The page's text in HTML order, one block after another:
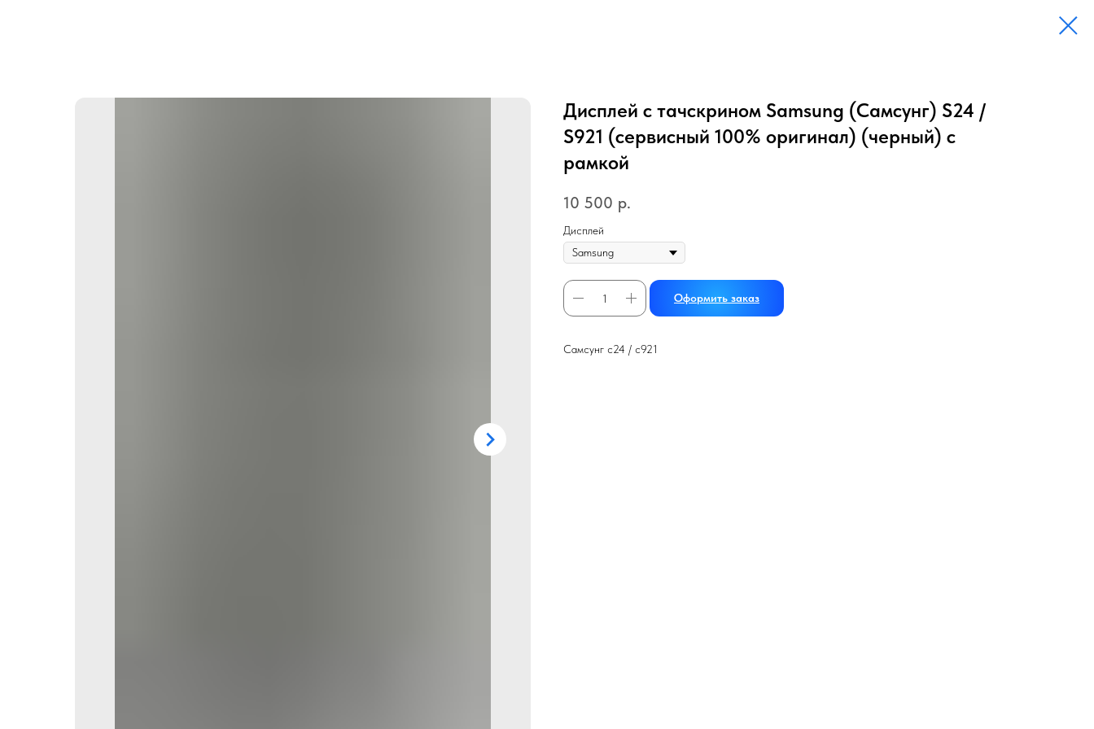
Дисплей с тачскрином Samsung (Самсунг) S24 /
S921 (сервисный 100% оригинал) (черный) с
рамкой
10 500 р.
Дисплей
Оформить заказ
Самсунг с24 / с921